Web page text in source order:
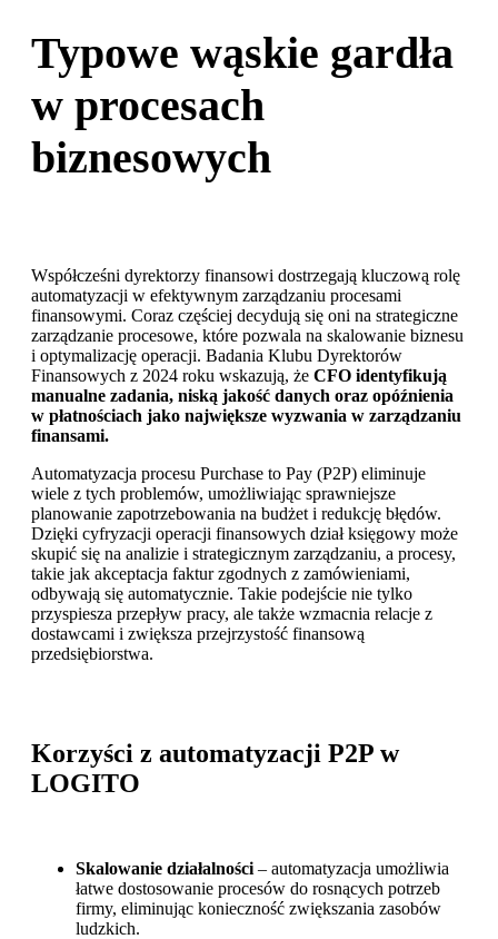
Typowe wąskie gardła
w procesach
biznesowych
Współcześni dyrektorzy finansowi dostrzegają kluczową rolę
automatyzacji w efektywnym zarządzaniu procesami
finansowymi. Coraz częściej decydują się oni na strategiczne
zarządzanie procesowe, które pozwala na skalowanie biznesu
i optymalizację operacji. Badania Klubu Dyrektorów
Finansowych z 2024 roku wskazują, że CFO identyfikują
manualne zadania, niską jakość danych oraz opóźnienia
w płatnościach jako największe wyzwania w zarządzaniu
finansami.
Automatyzacja procesu Purchase to Pay (P2P) eliminuje
wiele z tych problemów, umożliwiając sprawniejsze
planowanie zapotrzebowania na budżet i redukcję błędów.
Dzięki cyfryzacji operacji finansowych dział księgowy może
skupić się na analizie i strategicznym zarządzaniu, a procesy,
takie jak akceptacja faktur zgodnych z zamówieniami,
odbywają się automatycznie. Takie podejście nie tylko
przyspiesza przepływ pracy, ale także wzmacnia relacje z
dostawcami i zwiększa przejrzystość finansową
przedsiębiorstwa.
Korzyści z automatyzacji P2P w
LOGITO
Skalowanie działalności – automatyzacja umożliwia
łatwe dostosowanie procesów do rosnących potrzeb
firmy, eliminując konieczność zwiększania zasobów
ludzkich.